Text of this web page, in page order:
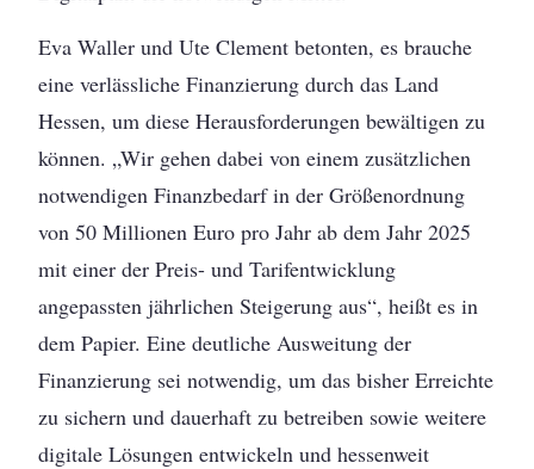
Eva Waller und Ute Clement betonten, es brauche
eine verlässliche Finanzierung durch das Land
Hessen, um diese Herausforderungen bewältigen zu
können. „Wir gehen dabei von einem zusätzlichen
notwendigen Finanzbedarf in der Größenordnung
von 50 Millionen Euro pro Jahr ab dem Jahr 2025
mit einer der Preis- und Tarifentwicklung
angepassten jährlichen Steigerung aus“, heißt es in
dem Papier. Eine deutliche Ausweitung der
Finanzierung sei notwendig, um das bisher Erreichte
zu sichern und dauerhaft zu betreiben sowie weitere
digitale Lösungen entwickeln und hessenweit